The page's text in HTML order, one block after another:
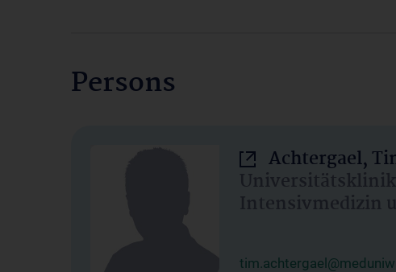
Persons
Achtergael,
Intensivmedizin